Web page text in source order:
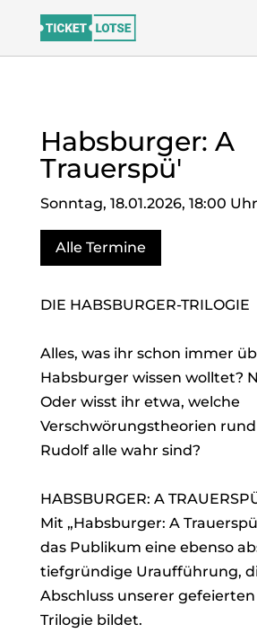
Habsburger: A
Trauerspü'
Sonntag, 18.01.2026, 18:00 Uhr
Alle Termine
DIE HABSBURGER-TRILOGIE
Alles, was ihr schon immer
Habsburger wissen wolltet?
Oder wisst ihr etwa, welche
Verschwörungstheorien
Rudolf alle wahr sind?
HABSBURGER: A
Mit „Habsburger: A
das Publikum eine ebenso
tiefgründige Uraufführung,
Abschluss unserer
Trilogie bildet.